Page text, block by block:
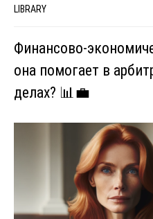
LIBRARY
Финансово-
она помогает в
делах? 📊💼